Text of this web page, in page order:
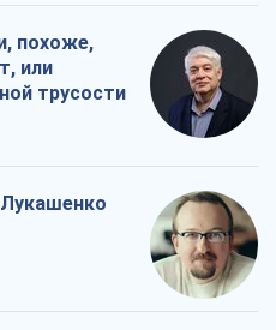
похоже,
или
трусости